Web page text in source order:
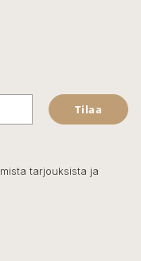
Tilaa
tarjouksista ja